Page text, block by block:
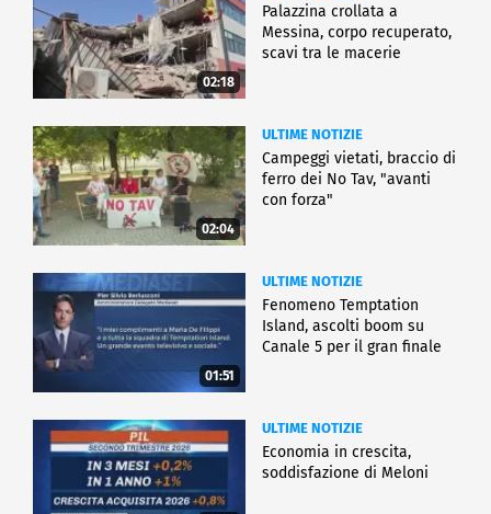
02:18
Palazzina crollata a
Messina, corpo recuperato,
scavi tra le macerie
02:04
ULTIME NOTIZIE
Campeggi vietati, braccio di
ferro dei No Tav, "avanti
con forza"
01:51
ULTIME NOTIZIE
Fenomeno Temptation
Island, ascolti boom su
Canale 5 per il gran finale
ULTIME NOTIZIE
Economia in crescita,
soddisfazione di Meloni